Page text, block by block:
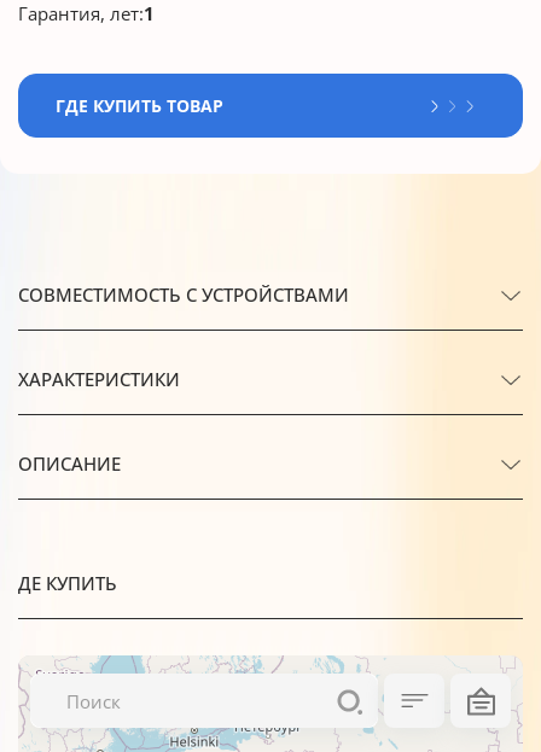
Гарантия, лет:1
ГДЕ КУПИТЬ ТОВАР
СОВМЕСТИМОСТЬ С УСТРОЙСТВАМИ
ХАРАКТЕРИСТИКИ
ОПИСАНИЕ
ДЕ КУПИТЬ